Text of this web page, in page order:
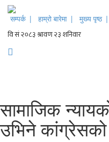
सम्पर्क | हाम्रो बारेमा | मुख्य पृष्ठ |
सामाजिक
उभिने कांग्रेसको